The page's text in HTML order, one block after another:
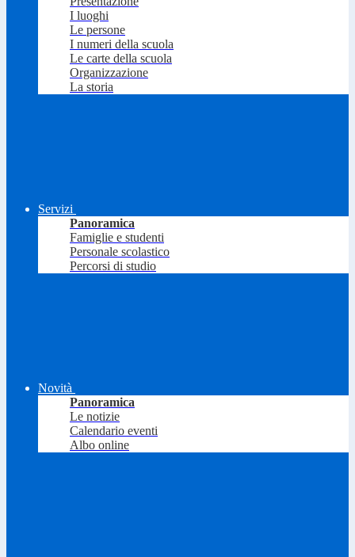
I luoghi
Le persone
I numeri della scuola
Le carte della scuola
Organizzazione
La storia
Servizi
Panoramica
Famiglie e studenti
Personale scolastico
Percorsi di studio
Novità
Panoramica
Le notizie
Calendario eventi
Albo online